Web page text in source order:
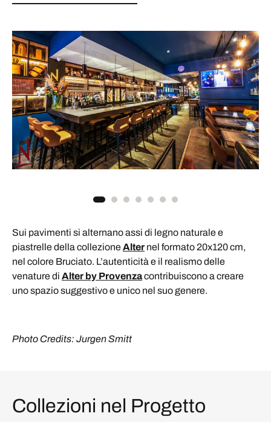
Sui pavimenti si alternano assi di legno naturale e
piastrelle della collezioneAlter nel formato 20x120 cm,
nel colore Bruciato. L’autenticità e il realismo delle
venature di Alter by Provenzacontribuiscono a creare
uno spazio suggestivo e unico nel suo genere.
Photo Credits: Jurgen Smitt
Collezioni nel Progetto